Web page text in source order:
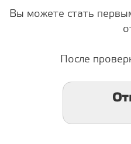
Вы можете стать
После